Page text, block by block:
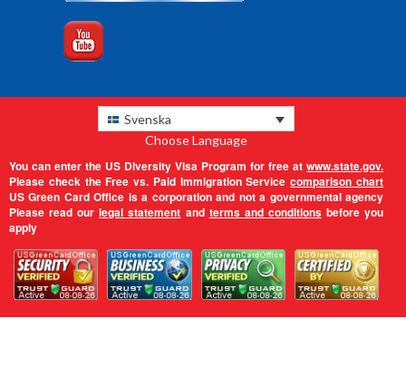
Svenska
Choose Language
You can enter the US Diversity Visa Program for free at www.state.gov.
Please check the Free vs. Paid Immigration Servicecomparison chart
US Green Card Office is a corporation and not a governmental agency
Please read ourlegal statement and terms and conditionsbefore you
apply